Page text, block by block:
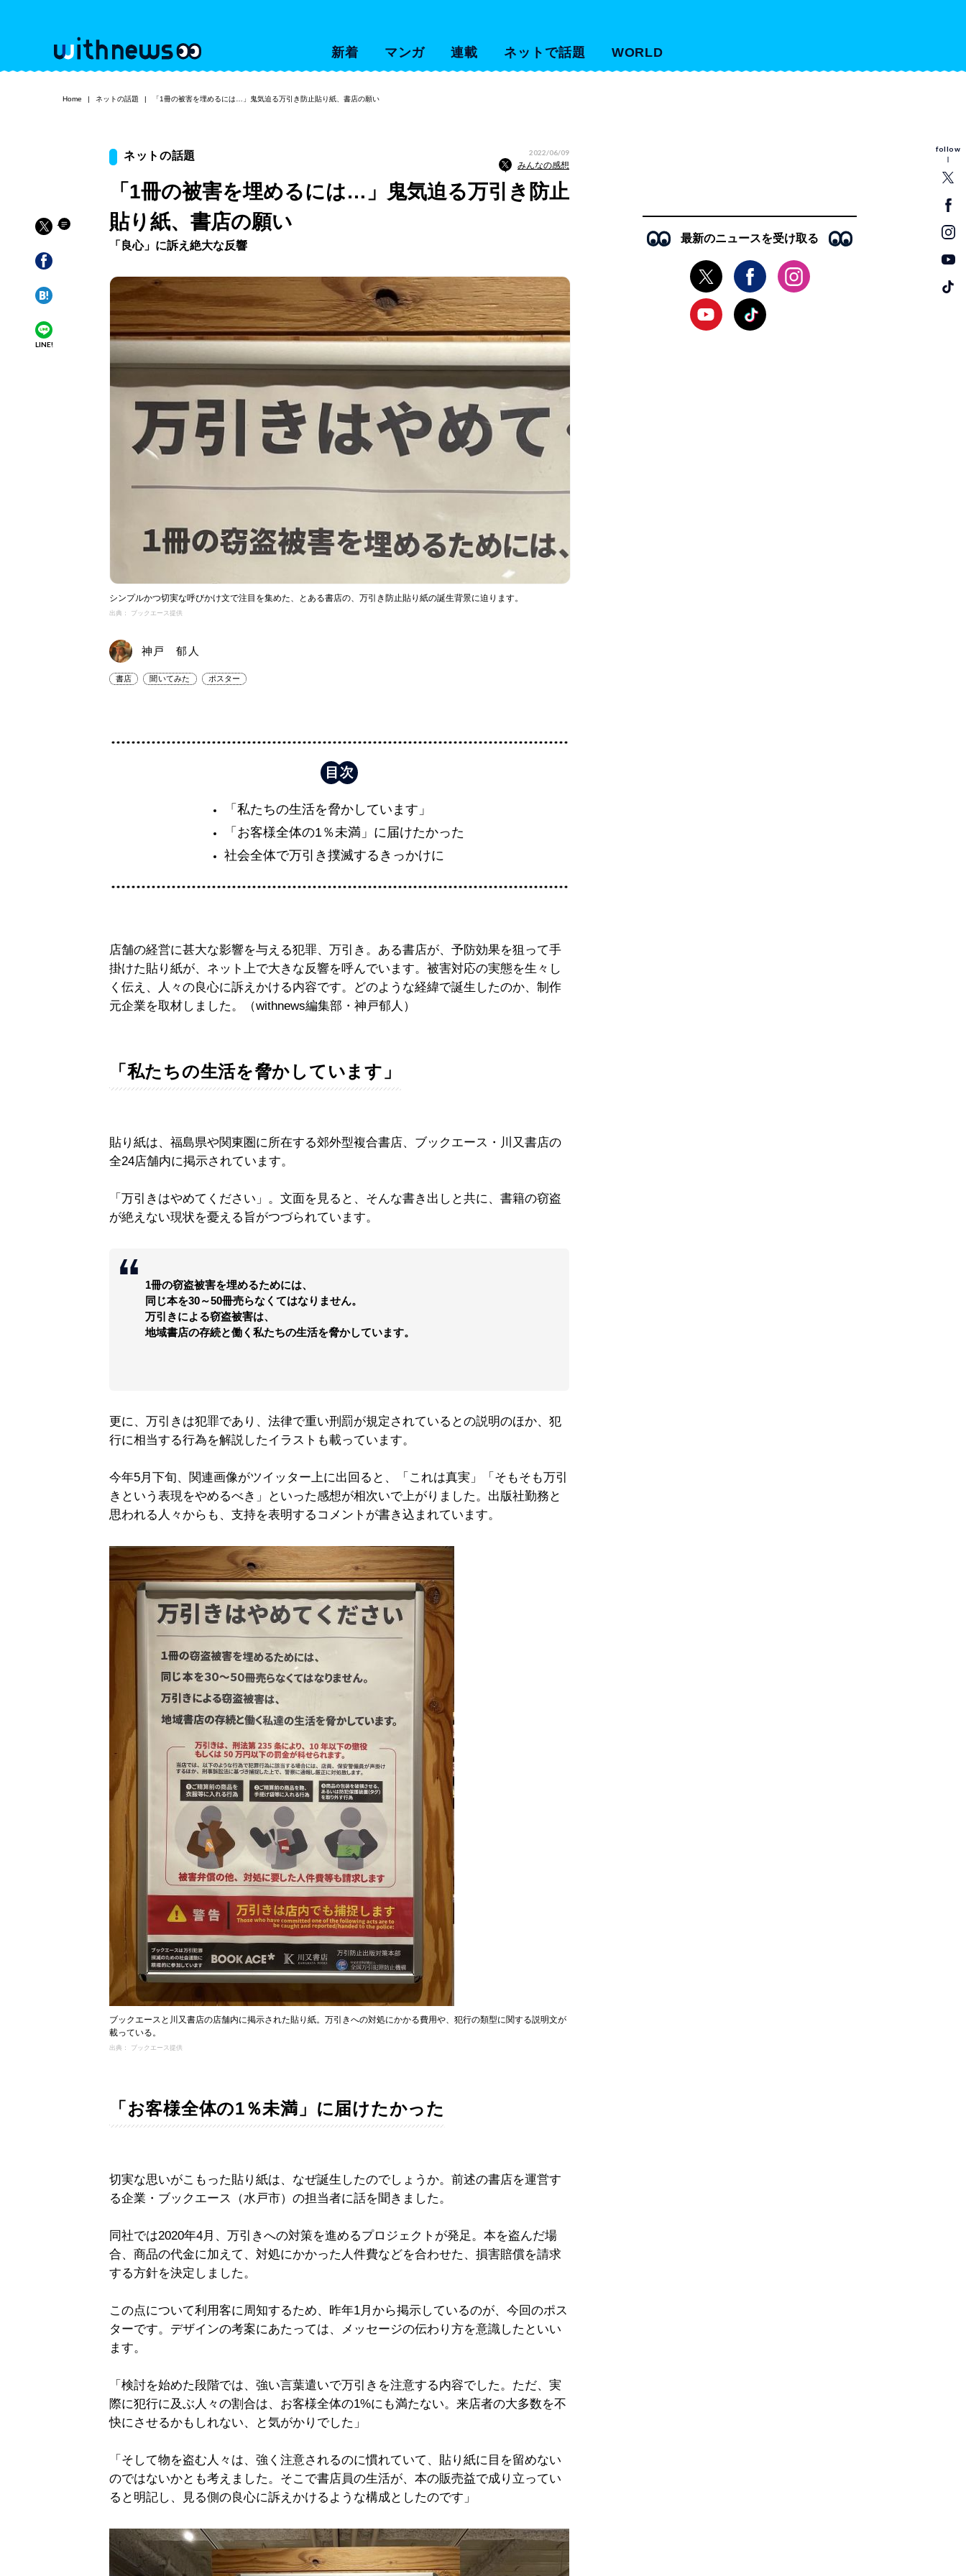
新着 マンガ 連載 ネットで話題 WORLD
follow
Home ネットの話題 「1冊の被害を埋めるには…」鬼気迫る万引き防止貼り紙、書店の願い
LINE!
ネットの話題 2022/06/09
みんなの感想
「1冊の被害を埋めるには…」鬼気迫る万引き防止
貼り紙、書店の願い
「良心」に訴え絶大な反響
シンプルかつ切実な呼びかけ文で注目を集めた、とある書店の、万引き防止貼り紙の誕生背景に迫ります。
出典： ブックエース提供
神戸 郁人
書店 聞いてみた ポスター
「私たちの生活を脅かしています」
「お客様全体の1％未満」に届けたかった
社会全体で万引き撲滅するきっかけに
店舗の経営に甚大な影響を与える犯罪、万引き。ある書店が、予防効果を狙って手
掛けた貼り紙が、ネット上で大きな反響を呼んでいます。被害対応の実態を生々し
く伝え、人々の良心に訴えかける内容です。どのような経緯で誕生したのか、制作
元企業を取材しました。（withnews編集部・神戸郁人）
「私たちの生活を脅かしています」
貼り紙は、福島県や関東圏に所在する郊外型複合書店、ブックエース・川又書店の
全24店舗内に掲示されています。
「万引きはやめてください」。文面を見ると、そんな書き出しと共に、書籍の窃盗
が絶えない現状を憂える旨がつづられています。
1冊の窃盗被害を埋めるためには、
同じ本を30～50冊売らなくてはなりません。
万引きによる窃盗被害は、
地域書店の存続と働く私たちの生活を脅かしています。
更に、万引きは犯罪であり、法律で重い刑罰が規定されているとの説明のほか、犯
行に相当する行為を解説したイラストも載っています。
今年5月下旬、関連画像がツイッター上に出回ると、「これは真実」「そもそも万引
きという表現をやめるべき」といった感想が相次いで上がりました。出版社勤務と
思われる人々からも、支持を表明するコメントが書き込まれています。
ブックエースと川又書店の店舗内に掲示された貼り紙。万引きへの対処にかかる費用や、犯行の類型に関する説明文が
載っている。
出典： ブックエース提供
「お客様全体の1％未満」に届けたかった
切実な思いがこもった貼り紙は、なぜ誕生したのでしょうか。前述の書店を運営す
る企業・ブックエース（水戸市）の担当者に話を聞きました。
同社では2020年4月、万引きへの対策を進めるプロジェクトが発足。本を盗んだ場
合、商品の代金に加えて、対処にかかった人件費などを合わせた、損害賠償を請求
する方針を決定しました。
この点について利用客に周知するため、昨年1月から掲示しているのが、今回のポス
ターです。デザインの考案にあたっては、メッセージの伝わり方を意識したといい
ます。
「検討を始めた段階では、強い言葉遣いで万引きを注意する内容でした。ただ、実
際に犯行に及ぶ人々の割合は、お客様全体の1%にも満たない。来店者の大多数を不
快にさせるかもしれない、と気がかりでした」
「そして物を盗む人々は、強く注意されるのに慣れていて、貼り紙に目を留めない
のではないかとも考えました。そこで書店員の生活が、本の販売益で成り立ってい
ると明記し、見る側の良心に訴えかけるような構成としたのです」
最新のニュースを受け取る